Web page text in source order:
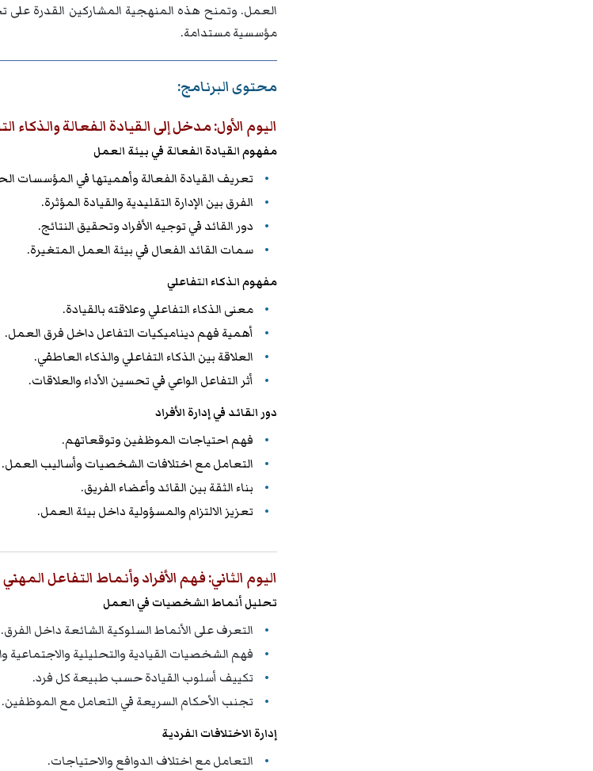
العمل. وتمنح هذه المنهجية المشاركين القدرة على
مؤسسية مستدامة.
محتوى البرنامج:
اليوم الأول: مدخل إلى القيادة الفعالة والذكاء
مفهوم القيادة الفعالة في بيئة العمل
تعريف القيادة الفعالة وأهميتها في المؤسسات
الفرق بين الإدارة التقليدية والقيادة المؤثرة.
دور القائد في توجيه الأفراد وتحقيق النتائج.
سمات القائد الفعال في بيئة العمل المتغيرة.
مفهوم الذكاء التفاعلي
معنى الذكاء التفاعلي وعلاقته بالقيادة.
أهمية فهم ديناميكيات التفاعل داخل فرق العمل.
العلاقة بين الذكاء التفاعلي والذكاء العاطفي.
أثر التفاعل الواعي في تحسين الأداء والعلاقات.
دور القائد في إدارة الأفراد
فهم احتياجات الموظفين وتوقعاتهم.
التعامل مع اختلافات الشخصيات وأساليب العمل.
بناء الثقة بين القائد وأعضاء الفريق.
تعزيز الالتزام والمسؤولية داخل بيئة العمل.
اليوم الثاني: فهم الأفراد وأنماط التفاعل المهني
تحليل أنماط الشخصيات في العمل
التعرف على الأنماط السلوكية الشائعة داخل الفرق.
فهم الشخصيات القيادية والتحليلية والاجتماعية
تكييف أسلوب القيادة حسب طبيعة كل فرد.
تجنب الأحكام السريعة في التعامل مع الموظفين.
إدارة الاختلافات الفردية
التعامل مع اختلاف الدوافع والاحتياجات.